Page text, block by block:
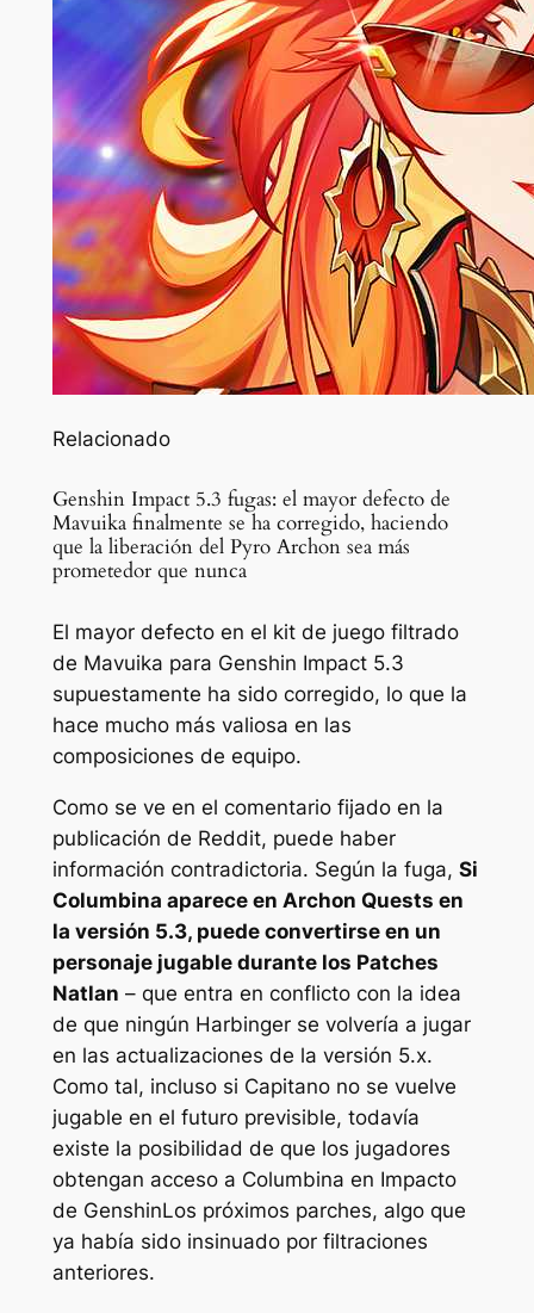
Relacionado
Genshin Impact 5.3 fugas: el mayor defecto de
Mavuika finalmente se ha corregido, haciendo
que la liberación del Pyro Archon sea más
prometedor que nunca
El mayor defecto en el kit de juego filtrado
de Mavuika para Genshin Impact 5.3
supuestamente ha sido corregido, lo que la
hace mucho más valiosa en las
composiciones de equipo.
Como se ve en el comentario fijado en la
publicación de Reddit, puede haber
información contradictoria. Según la fuga, Si
Columbina aparece en Archon Quests en
la versión 5.3, puede convertirse en un
personaje jugable durante los Patches
Natlan – que entra en conflicto con la idea
de que ningún Harbinger se volvería a jugar
en las actualizaciones de la versión 5.x.
Como tal, incluso si Capitano no se vuelve
jugable en el futuro previsible, todavía
existe la posibilidad de que los jugadores
obtengan acceso a Columbina en Impacto
de GenshinLos próximos parches, algo que
ya había sido insinuado por filtraciones
anteriores.